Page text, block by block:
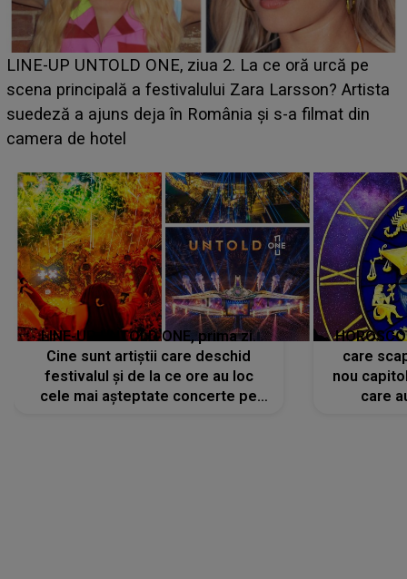
Ce a dezvăluit noua concurentă din "Casa Iubirii" l-a
luat prin surprindere pe Emanuel. CINE ESTE
BĂIATUL VIZAT de Alexandra?! Aflându-se în fața
faptului împlinit, A RECUNOSCUT IMEDIAT: "Am
LINE-UP UNTOLD ONE, prima zi.
Cine sunt artiștii care deschid
festivalul și de la ce ore au loc
cele mai așteptate concerte pe
care
nou
care